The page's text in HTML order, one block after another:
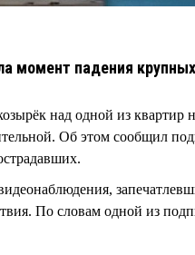
момент падения
над одной из квартир
Об этом сообщил
По словам одной из